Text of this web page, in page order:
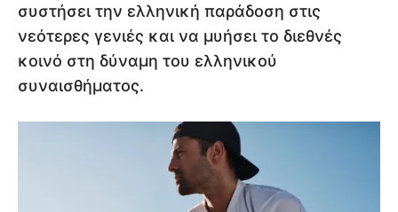
συστήσει την ελληνική παράδοση στις
νεότερες γενιές και να μυήσει το διεθνές
κοινό στη δύναμη του ελληνικού
συναισθήματος.